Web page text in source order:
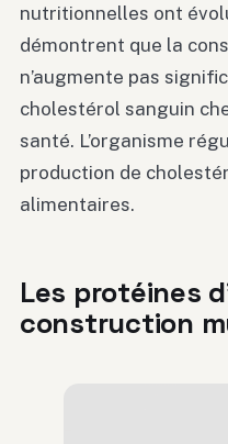
nutritionnelles ont
démontrent que la
n’augmente pas
cholestérol sanguin
santé. L’organisme
production de
alimentaires.
Les protéines
construction